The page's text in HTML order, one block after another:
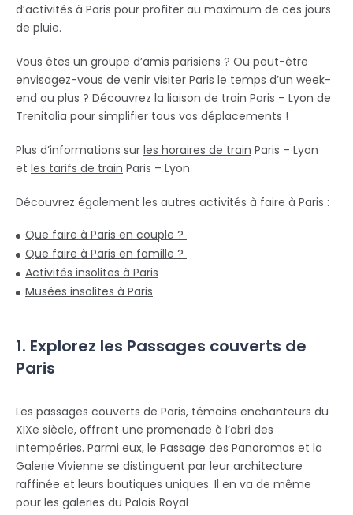
d’activités à Paris pour profiter au maximum de ces jours
de pluie.
Vous êtes un groupe d’amis parisiens ? Ou peut-être
envisagez-vous de venir visiter Paris le temps d’un week-
end ou plus ? Découvrez la liaison de train Paris – Lyon de
Trenitalia pour simplifier tous vos déplacements !
Plus d’informations sur les horaires de train Paris – Lyon
et les tarifs de train Paris – Lyon.
Découvrez également les autres activités à faire à Paris :
Que faire à Paris en couple ?
Que faire à Paris en famille ?
Activités insolites à Paris
Musées insolites à Paris
1. Explorez les Passages couverts de
Paris
Les passages couverts de Paris, témoins enchanteurs du
XIXe siècle, offrent une promenade à l’abri des
intempéries. Parmi eux, le Passage des Panoramas et la
Galerie Vivienne se distinguent par leur architecture
raffinée et leurs boutiques uniques. Il en va de même
pour les galeries du Palais Royal